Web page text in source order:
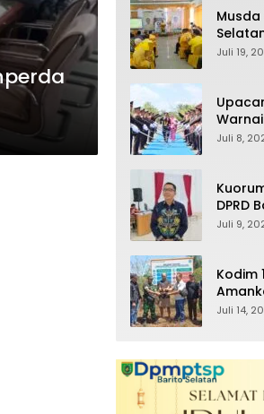
Juli 19,
Juli 8,
DPRD
APBD
Juli 9,
Kodim
Disita
Juli 14,